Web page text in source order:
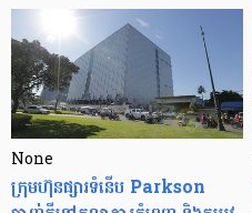
None
ក្រុមហ៊ុនផ្សារទំនើប Parkson